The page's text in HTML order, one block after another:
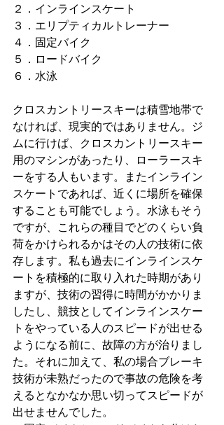
２．インラインスケート
３．エリプティカルトレーナー
４．固定バイク
５．ロードバイク
６．水泳
クロスカントリースキーは積雪地帯で
なければ、現実的ではありません。ジ
ムに行けば、クロスカントリースキー
用のマシンがあったり、ローラースキ
ーをする人もいます。またインライン
スケートであれば、近くに場所を確保
することも可能でしょう。水泳もそう
ですが、これらの種目でどのくらい負
荷をかけられるかはその人の技術に依
存します。私も過去にインラインスケ
ートを積極的に取り入れた時期があり
ますが、技術の習得に時間がかかりま
したし、競技としてインラインスケー
トをやっている人のスピードが出せる
ようになる前に、故障の方が治りまし
た。それに加えて、私の場合ブレーキ
技術が未熟だったので事故の危険を考
えるとなかなか思い切ってスピードが
出せませんでした。